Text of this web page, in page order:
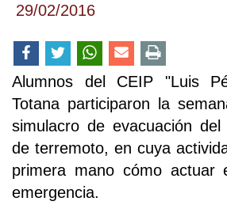
29/02/2016
Alumnos del CEIP "Luis
Totana participaron la
simulacro de evacuación
de terremoto, en cuya
primera mano cómo actuar
emergencia.